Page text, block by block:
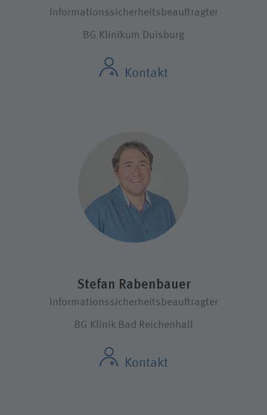
Informationssicherheitsbeauftragter
BG Klinikum Duisburg
Kontakt
Stefan Rabenbauer
Informationssicherheitsbeauftragter
BG Klinik Bad Reichenhall
Kontakt